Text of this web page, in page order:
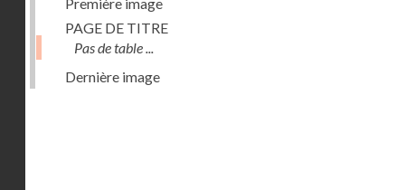
PAGE DE TITRE
Pas de table ...
Dernière image